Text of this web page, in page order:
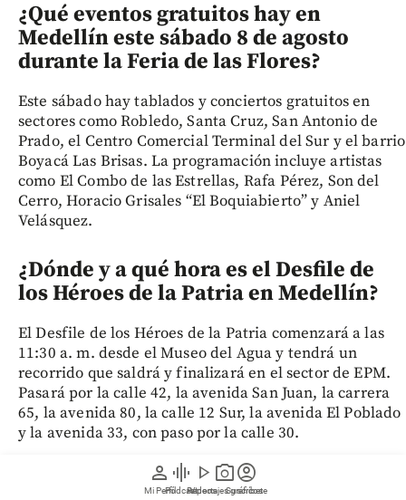
person
Mi Perfil
graphic_eq
Pódcast
play_arrow
Videos
photo_camera
Reportajes gráficos
account_circle
Suscríbete
¿Qué eventos gratuitos hay en
Medellín este sábado 8 de agosto
durante la Feria de las Flores?
Este sábado hay tablados y conciertos gratuitos en
sectores como Robledo, Santa Cruz, San Antonio de
Prado, el Centro Comercial Terminal del Sur y el barrio
Boyacá Las Brisas. La programación incluye artistas
como El Combo de las Estrellas, Rafa Pérez, Son del
Cerro, Horacio Grisales “El Boquiabierto” y Aniel
Velásquez.
¿Dónde y a qué hora es el Desfile de
los Héroes de la Patria en Medellín?
El Desfile de los Héroes de la Patria comenzará a las
11:30 a. m. desde el Museo del Agua y tendrá un
recorrido que saldrá y finalizará en el sector de EPM.
Pasará por la calle 42, la avenida San Juan, la carrera
65, la avenida 80, la calle 12 Sur, la avenida El Poblado
y la avenida 33, con paso por la calle 30.
¿Qué planes de la Feria de las Flores